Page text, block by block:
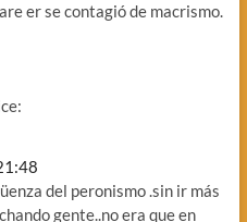
er se contagió de macrismo.
del peronismo .sin ir más
gente..no era que en